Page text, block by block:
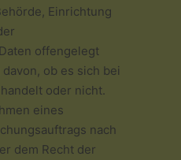
Einrichtung
offengelegt
ob es sich bei
oder nicht.
eines
nach
dem Recht der